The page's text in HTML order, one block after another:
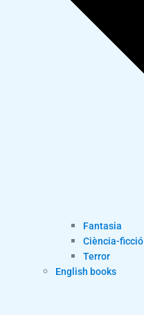
Fantasia
Ciència-ficció
Terror
English books